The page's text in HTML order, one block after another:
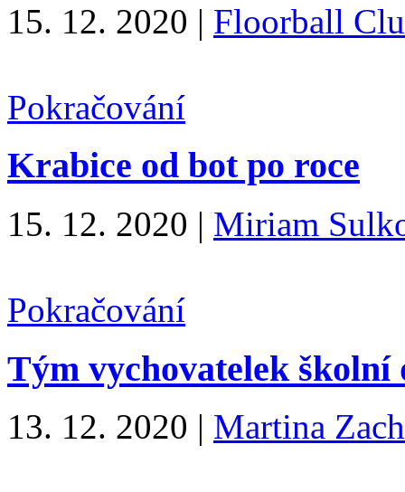
15. 12. 2020 | Floorball
Pokračování
Krabice od bot po roce
15. 12. 2020 | Miriam
Pokračování
Tým vychovatelek
13. 12. 2020 | Martina